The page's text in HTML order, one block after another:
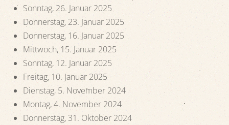
Sonntag, 26. Januar 2025
Donnerstag, 23. Januar 2025
Donnerstag, 16. Januar 2025
Mittwoch, 15. Januar 2025
Sonntag, 12. Januar 2025
Freitag, 10. Januar 2025
Dienstag, 5. November 2024
Montag, 4. November 2024
Donnerstag, 31. Oktober 2024